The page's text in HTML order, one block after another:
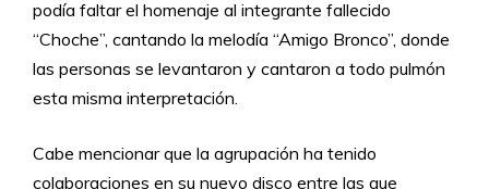
podía faltar el homenaje al integrante fallecido
“Choche”, cantando la melodía “Amigo Bronco”, donde
las personas se levantaron y cantaron a todo pulmón
esta misma interpretación.
Cabe mencionar que la agrupación ha tenido
colaboraciones en su nuevo disco entre las que